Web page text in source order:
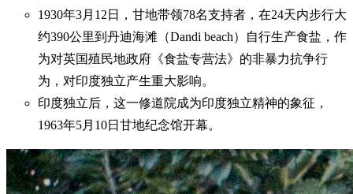
1930年3月12日，甘地带领78名支持者，在24天内步行大
约390公里到丹迪海滩（Dandi beach）自行生产食盐，作
为对英国殖民地政府《食盐专营法》的非暴力抗争行
为，对印度独立产生重大影响。
印度独立后，这一修道院成为印度独立精神的象征，
1963年5月10日甘地纪念馆开幕。